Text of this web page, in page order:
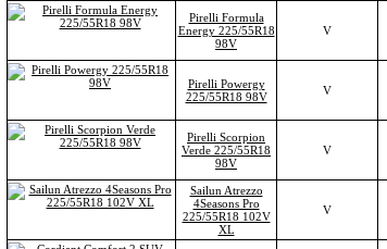
Pirelli Formula
Energy 225/55R18
98V
V
Pirelli Powergy
225/55R18 98V
V
Pirelli Scorpion
Verde 225/55R18
98V
V
Sailun Atrezzo
4Seasons Pro
225/55R18 102V
XL
V